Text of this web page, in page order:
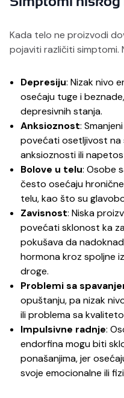
Kada telo ne proizvodi
pojaviti različiti simptomi.
Depresiju: Nizak nivo
osećaju tuge i
depresivnih stanja.
Anksioznost:
povećati osetljivost na
anksioznosti ili
Bolove u telu: Osobe
često osećaju
telu, kao što su
Zavisnost: Niska
povećati sklonost ka
pokušava da
hormona kroz spoljne
droge.
Problemi sa
opuštanju, pa nizak
ili problema sa
Impulsivne radnje:
endorfina mogu biti
ponašanjima, jer
svoje emocionalne ili